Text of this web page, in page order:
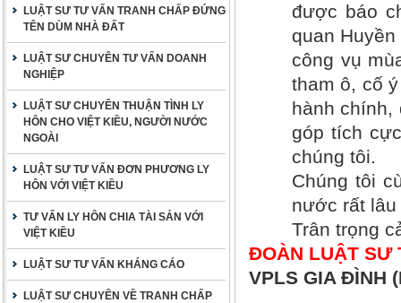
LUẬT SƯ TƯ VẤN TRANH CHẤP ĐỨNG
TÊN DÙM NHÀ ĐẤT
LUẬT SƯ CHUYÊN TƯ VẤN DOANH
NGHIỆP
LUẬT SƯ CHUYÊN THUẬN TÌNH LY
HÔN CHO VIỆT KIỀU, NGƯỜI NƯỚC
NGOÀI
LUẬT SƯ TƯ VẤN ĐƠN PHƯƠNG LY
HÔN VỚI VIỆT KIỀU
TƯ VẤN LY HÔN CHIA TÀI SẢN VỚI
VIỆT KIỀU
LUẬT SƯ TƯ VẤN KHÁNG CÁO
LUẬT SƯ CHUYÊN VỀ TRANH CHẤP
được báo
quan
công vụ
tham ô, cố
hành
góp tích
chúng tôi.
Chúng tôi
nước rất lâu
Trân trọng
ĐOÀN LUẬT SƯ
VPLS GIA ĐÌNH